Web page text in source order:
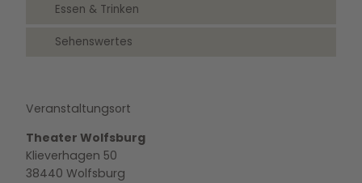
Essen & Trinken
Sehenswertes
Veranstaltungsort
Theater Wolfsburg
Klieverhagen 50
38440 Wolfsburg